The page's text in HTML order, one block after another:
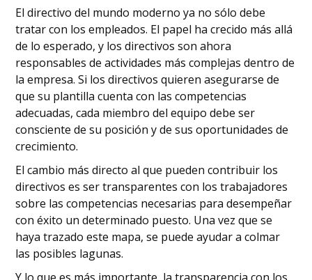
El directivo del mundo moderno ya no sólo debe
tratar con los empleados. El papel ha crecido más allá
de lo esperado, y los directivos son ahora
responsables de actividades más complejas dentro de
la empresa. Si los directivos quieren asegurarse de
que su plantilla cuenta con las competencias
adecuadas, cada miembro del equipo debe ser
consciente de su posición y de sus oportunidades de
crecimiento.
El cambio más directo al que pueden contribuir los
directivos es ser transparentes con los trabajadores
sobre las competencias necesarias para desempeñar
con éxito un determinado puesto. Una vez que se
haya trazado este mapa, se puede ayudar a colmar
las posibles lagunas.